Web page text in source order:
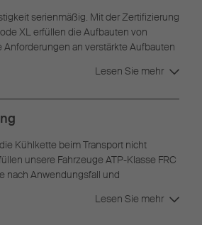
serienmäßig. Mit der Zertifizierung
XL erfüllen die Aufbauten von
Anforderungen an verstärkte Aufbauten
Lesen Sie mehr
Kühlkette beim Transport nicht
unsere Fahrzeuge ATP-Klasse FRC
nach Anwendungsfall und
Lesen Sie mehr